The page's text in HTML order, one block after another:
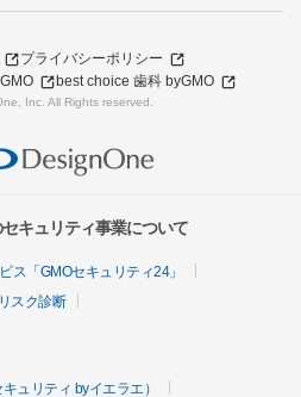
プライバシーポリシー
best choice 歯科 byGMO
Inc. All Rights reserved.
キュリティ事業について
ス「GMOセキュリティ24」
スク診断
ュリティ byイエラエ）